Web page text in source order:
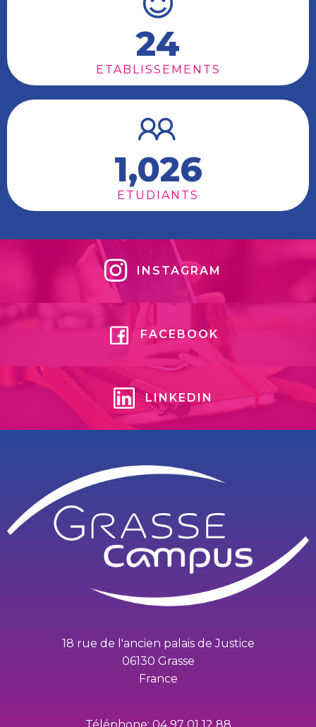
24
ETABLISSEMENTS
1,026
ETUDIANTS
INSTAGRAM
FACEBOOK
LINKEDIN
18 rue de l'ancien palais de Justice
06130 Grasse
France